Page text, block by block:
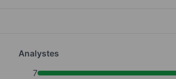
Analystes
7